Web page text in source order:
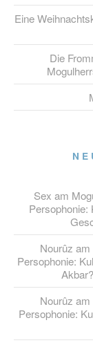
Eine
Die
Sex am
Persophonie:
Nourûz
Persophonie:
Nourûz
Persophonie: